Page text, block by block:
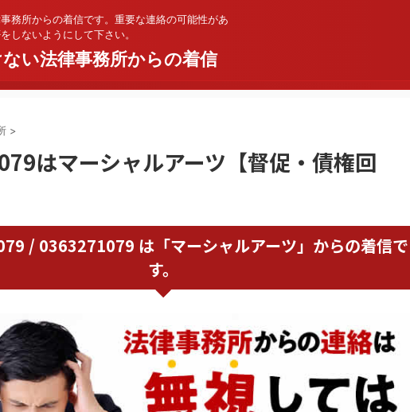
務所からの着信です。重要な連絡の可能性があ
しないようにして下さい。
い法律事務所からの着信
>
はマーシャルアーツ【督促・債権回
/ 0363271079 は「マーシャルアーツ」からの着信で
す。